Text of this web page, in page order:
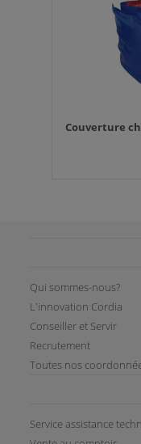
Couverture
Qui sommes-nous?
L'innovation Cordia
Conseiller et Servir
Recrutement
Toutes nos
Service assistance